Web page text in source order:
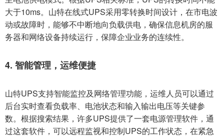
大于10ms。山特在线式UPS采用零转换时间设计，在市电波
动或故障时，能够不中断地向负载供电，确保信息机房的服
务器和网络设备持续运行，保障企业业务的连续性。
4. 智能管理，运维便捷
山特UPS支持智能监控及网络管理功能，运维人员可以通过
后台实时查看负载率、电池状态和输入输出电压等关键参
数。根据搜索结果，许多UPS提供了一套电源管理软件，通
过这套软件，可以远程监视和控制UPS的工作状态，在紧急